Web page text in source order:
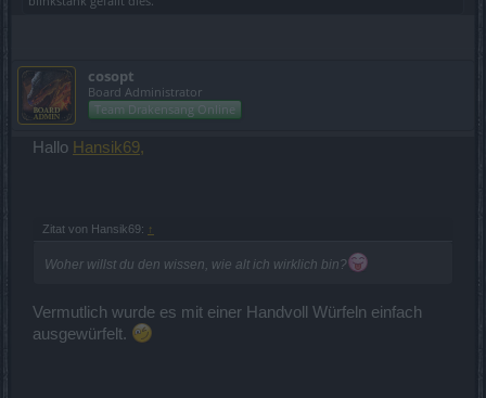
cosopt
Board Administrator
Team Drakensang Online
Hallo Hansik69,
Zitat von Hansik69: ↑
Woher willst du den wissen, wie alt ich wirklich bin?
Vermutlich wurde es mit einer Handvoll Würfeln einfach
ausgewürfelt.